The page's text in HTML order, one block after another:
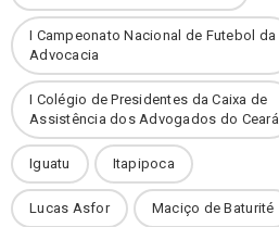
I Campeonato Nacional de Futebol da
Advocacia
I Colégio de Presidentes da Caixa de
Assistência dos Advogados do Ceará
Iguatu Itapipoca
Lucas Asfor Maciço de Baturité